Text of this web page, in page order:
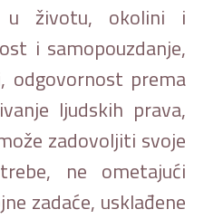
u životu, okolini i
i samopouzdanje,
odgovornost prema
ljudskih prava,
zadovoljiti svoje
ne ometajući
zadaće, usklađene